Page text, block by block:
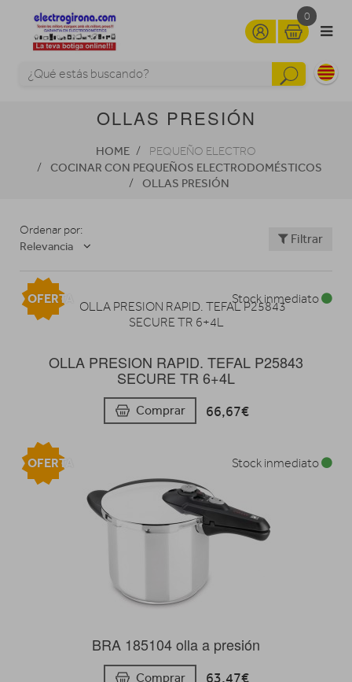
0
OLLAS PRESIÓN
HOME PEQUEÑO ELECTRO
COCINAR CON PEQUEÑOS ELECTRODOMÉSTICOS
OLLAS PRESIÓN
Ordenar por:
Relevancia
Filtrar
OLLA PRESION RAPID. TEFAL P25843
SECURE TR 6+4L
Comprar 66,67€
Stock inmediato
OFERTA
BRA 185104 olla a presión
Comprar 63,47€
Stock inmediato
OFERTA